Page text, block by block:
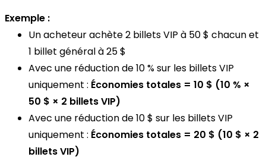
Exemple :
Un acheteur achète 2 billets VIP à 50 $ chacun et
1 billet général à 25 $
Avec une réduction de 10 % sur les billets VIP
uniquement : Économies totales = 10 $ (10 % ×
50 $ × 2 billets VIP)
Avec une réduction de 10 $ sur les billets VIP
uniquement : Économies totales = 20 $ (10 $ × 2
billets VIP)